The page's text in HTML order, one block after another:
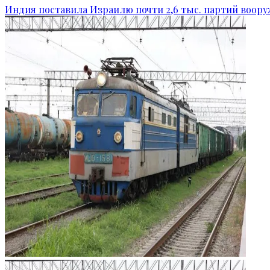
Индия поставила Израилю почти 2,6 тыс. партий